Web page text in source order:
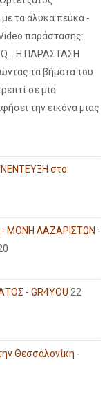
τα άλυκα πεύκα -
παράστασης:
Η ΠΑΡΑΣΤΑΣΗ
τα βήματα του
σε μια
την εικόνα μιας
στο
- ΜΟΝΗ ΛΑΖΑΡΙΣΤΩΝ -
- GR4YOU 22
Θεσσαλονίκη -